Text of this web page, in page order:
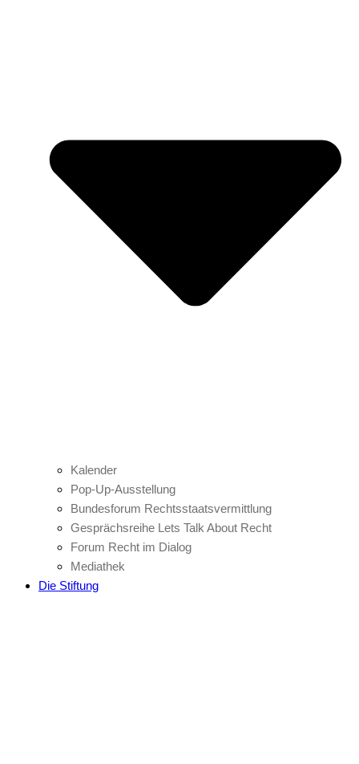
Kalender
Pop-Up-Ausstellung
Bundesforum Rechtsstaatsvermittlung
Gesprächsreihe Lets Talk About Recht
Forum Recht im Dialog
Mediathek
Die Stiftung